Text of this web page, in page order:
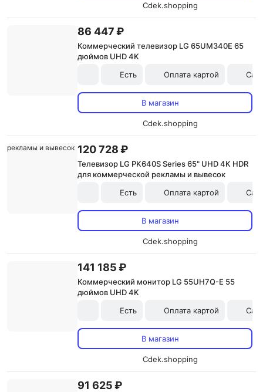
Cdek.shopping
86 447 ₽
Коммерческий телевизор LG 65UM340E 65
дюймов UHD 4K
Есть
Оплата картой
В магазин
Cdek.shopping
120 728 ₽
Телевизор LG PK640S Series 65" UHD 4K HDR
для коммерческой рекламы и вывесок
Есть
Оплата картой
В магазин
Cdek.shopping
141 185 ₽
Коммерческий монитор LG 55UH7Q-E 55
дюймов UHD 4K
Есть
Оплата картой
В магазин
Cdek.shopping
91 625 ₽